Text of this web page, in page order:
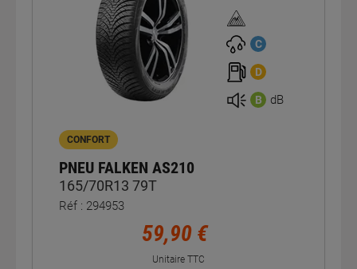
Homologation
verglas
C
D
B dB
CONFORT
PNEU FALKEN AS210
165/70R13 79T
Réf : 294953
59,90 €
Unitaire TTC